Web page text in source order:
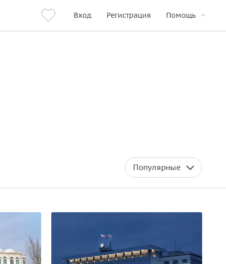
Вход Регистрация Помощь
Популярные